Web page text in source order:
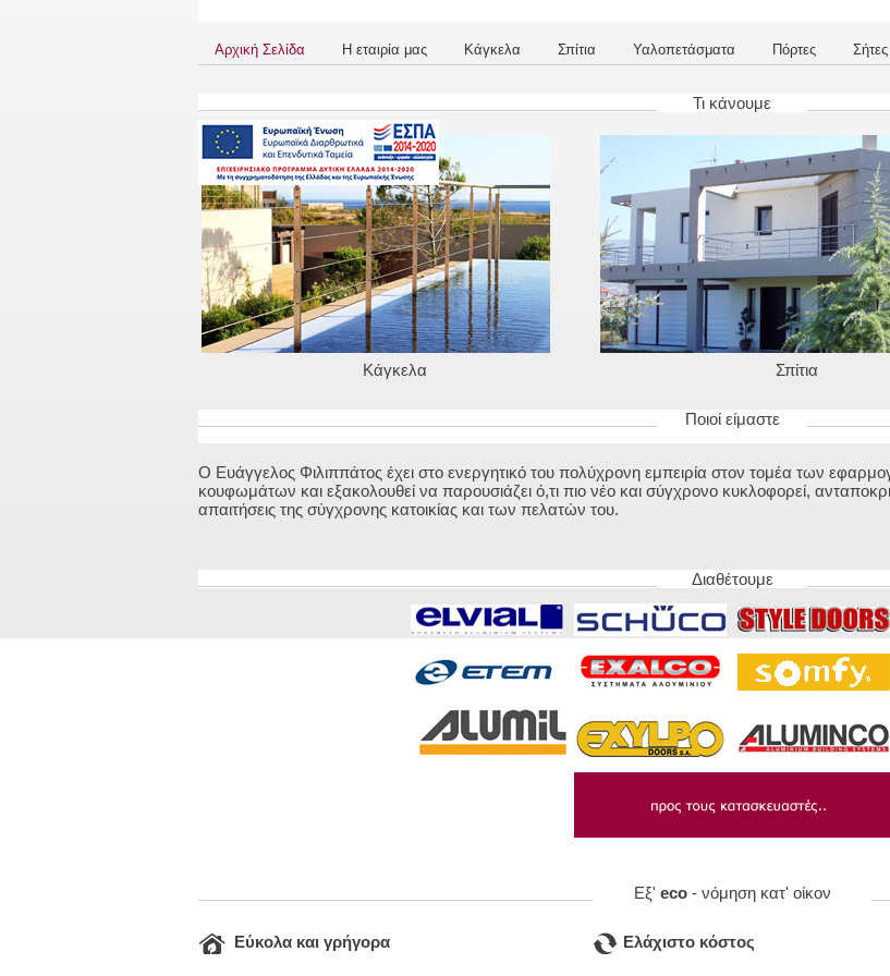
Αρχική Σελίδα Η εταιρία μας Κάγκελα Σπίτια Υαλοπετάσματα Πόρτες Σήτες
Τι κάνουμε
Κάγκελα Σπίτια
Ποιοί είμαστε
Ο Ευάγγελος Φιλιππάτος έχει στο ενεργητικό του πολύχρονη εμπειρία στον τομέα των
κουφωμάτων και εξακολουθεί να παρουσιάζει ό,τι πιο νέο και σύγχρονο κυκλοφορεί,
απαιτήσεις της σύγχρονης κατοικίας και των πελατών του.
Διαθέτουμε
Εξ' eco- νόμηση κατ' οίκον
Εύκολα και γρήγορα Ελάχιστο κόστος